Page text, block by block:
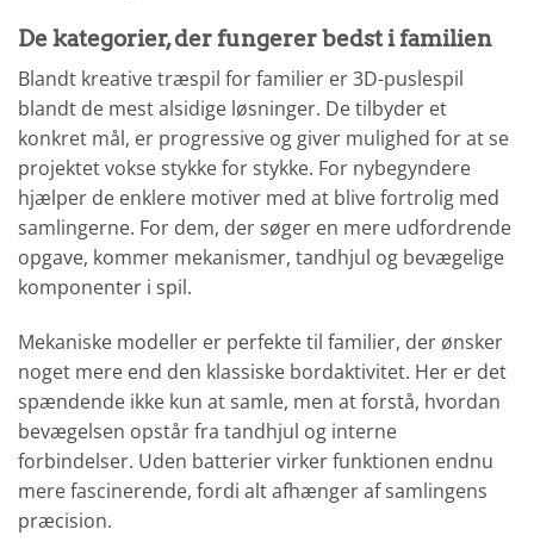
De kategorier, der fungerer bedst i familien
Blandt kreative træspil for familier er 3D-puslespil
blandt de mest alsidige løsninger. De tilbyder et
konkret mål, er progressive og giver mulighed for at se
projektet vokse stykke for stykke. For nybegyndere
hjælper de enklere motiver med at blive fortrolig med
samlingerne. For dem, der søger en mere udfordrende
opgave, kommer mekanismer, tandhjul og bevægelige
komponenter i spil.
Mekaniske modeller er perfekte til familier, der ønsker
noget mere end den klassiske bordaktivitet. Her er det
spændende ikke kun at samle, men at forstå, hvordan
bevægelsen opstår fra tandhjul og interne
forbindelser. Uden batterier virker funktionen endnu
mere fascinerende, fordi alt afhænger af samlingens
præcision.